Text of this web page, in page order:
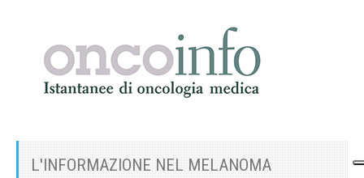
L'INFORMAZIONE NEL MELANOMA